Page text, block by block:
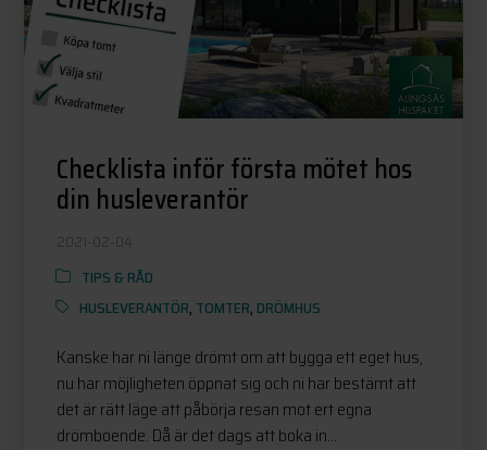
Checklista inför första mötet hos
din husleverantör
2021-02-04
TIPS & RÅD
HUSLEVERANTÖR, TOMTER, DRÖMHUS
Kanske har ni länge drömt om att bygga ett eget hus,
nu har möjligheten öppnat sig och ni har bestämt att
det är rätt läge att påbörja resan mot ert egna
drömboende. Då är det dags att boka in...